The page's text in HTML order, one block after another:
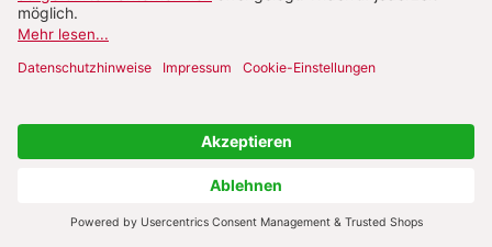
kindergarten heute Fachmagazin, Leitungsheft &
Wenn Eltern Rat suchen
kizz Elternwelt